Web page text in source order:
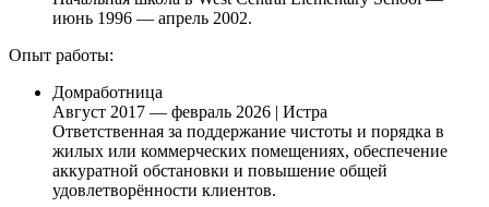
июнь 1996 — апрель 2002.
Опыт работы:
Домработница
Август 2017 — февраль 2026 | Истра
Ответственная за поддержание чистоты и порядка в
жилых или коммерческих помещениях, обеспечение
аккуратной обстановки и повышение общей
удовлетворённости клиентов.